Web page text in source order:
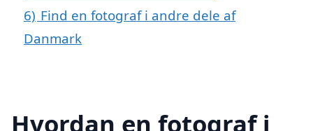
6) Find en fotograf i andre dele af
Danmark
Hvordan en fotograf i